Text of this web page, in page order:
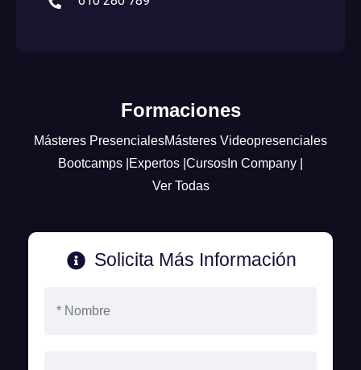
Formaciones
Másteres PresencialesMásteres Videopresenciales
Bootcamps | Expertos | Cursos In Company |
Ver Todas
Solicita Más Información